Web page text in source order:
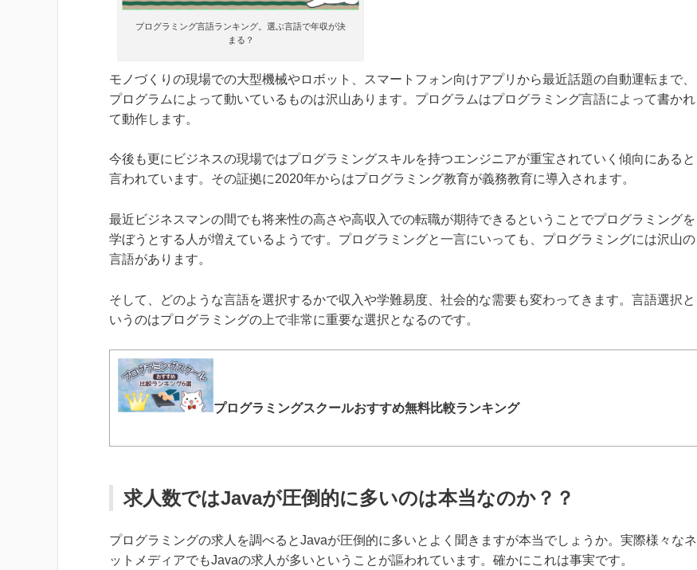
プログラミング言語ランキング。選ぶ言語で年収が決
まる？
モノづくりの現場での大型機械やロボット、スマートフォン向けアプリから最近話題の自動運転まで、
プログラムによって動いているものは沢山あります。プログラムはプログラミング言語によって書かれ
て動作します。
今後も更にビジネスの現場ではプログラミングスキルを持つエンジニアが重宝されていく傾向にあると
言われています。その証拠に2020年からはプログラミング教育が義務教育に導入されます。
最近ビジネスマンの間でも将来性の高さや高収入での転職が期待できるということでプログラミングを
学ぼうとする人が増えているようです。プログラミングと一言にいっても、プログラミングには沢山の
言語があります。
そして、どのような言語を選択するかで収入や学難易度、社会的な需要も変わってきます。言語選択と
いうのはプログラミングの上で非常に重要な選択となるのです。
プログラミングスクールおすすめ無料比較ランキング
求人数ではJavaが圧倒的に多いのは本当なのか？？
プログラミングの求人を調べるとJavaが圧倒的に多いとよく聞きますが本当でしょうか。実際様々なネ
ットメディアでもJavaの求人が多いということが謳われています。確かにこれは事実です。